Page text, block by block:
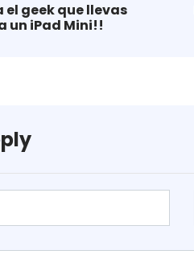
el geek que llevas
un iPad Mini!!